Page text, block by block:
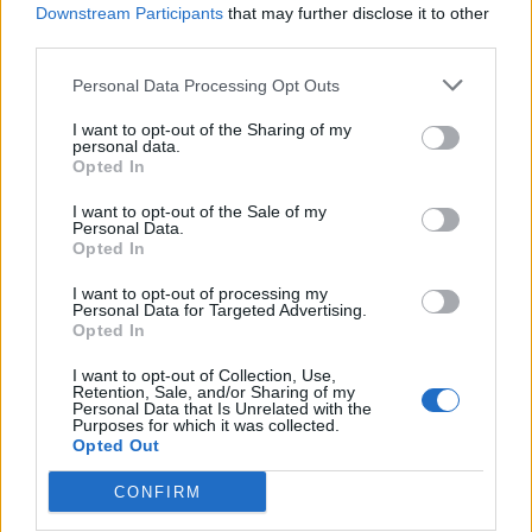
Downstream Participants that may further disclose it to other
Personal Data Processing Opt Outs
I want to opt-out of the Sharing of my
personal data.
Opted In
I want to opt-out of the Sale of my
Personal Data.
Opted In
I want to opt-out of processing my
Personal Data for Targeted Advertising.
Opted In
I want to opt-out of Collection, Use,
Retention, Sale, and/or Sharing of my
Personal Data that Is Unrelated with the
Purposes for which it was collected.
Opted Out
CONFIRM
In evidenza